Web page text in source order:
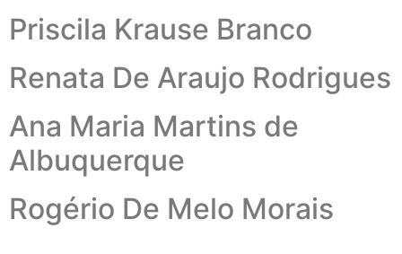
Priscila Krause Branco
Renata De Araujo Rodrigues
Ana Maria Martins de
Albuquerque
Rogério De Melo Morais